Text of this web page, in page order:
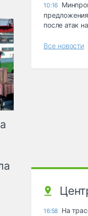
10:16
после атак
Все новости
16:58 На